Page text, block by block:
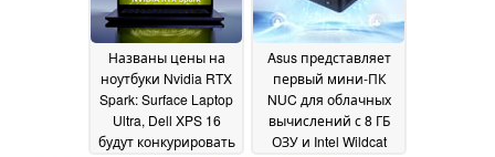
Названы цены на
ноутбуки Nvidia RTX
Spark: Surface Laptop
Ultra, Dell XPS 16
будут конкурировать
Asus представляет
первый мини-ПК
NUC для облачных
вычислений с 8 ГБ
ОЗУ и Intel Wildcat